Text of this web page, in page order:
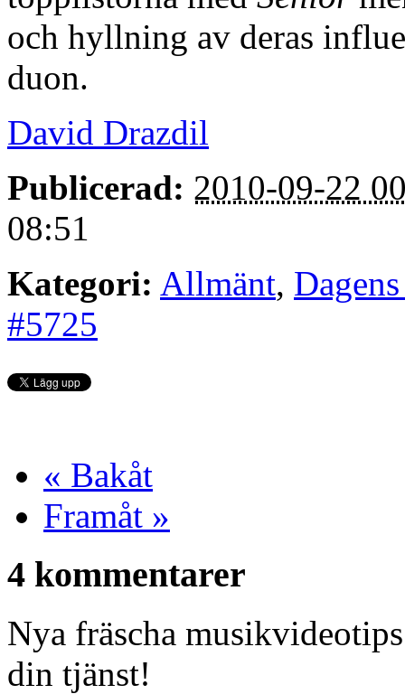
och hyllning av deras
duon.
David Drazdil
Publicerad: 2010-09-22
08:51
Kategori: Allmänt,
#5725
« Bakåt
Framåt »
4 kommentarer
Nya fräscha
din tjänst!